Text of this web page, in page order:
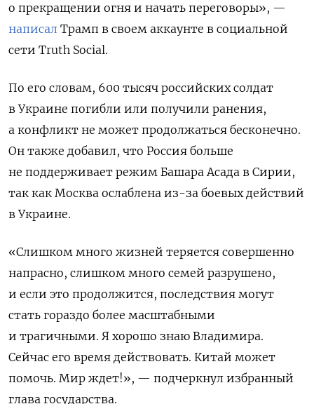
о прекращении огня и начать переговоры», —
написал Трамп в своем аккаунте в социальной
сети Truth Social.
По его словам, 600 тысяч российских солдат
в Украине погибли или получили ранения,
а конфликт не может продолжаться бесконечно.
Он также добавил, что Россия больше
не поддерживает режим Башара Асада в Сирии,
так как Москва ослаблена из-за боевых действий
в Украине.
«Слишком много жизней теряется совершенно
напрасно, слишком много семей разрушено,
и если это продолжится, последствия могут
стать гораздо более масштабными
и трагичными. Я хорошо знаю Владимира.
Сейчас его время действовать. Китай может
помочь. Мир ждет!», — подчеркнул избранный
глава государства.